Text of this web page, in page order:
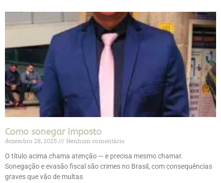
Como sonegar imposto
dezembro 28, 2025
Nenhum comentário
O título acima chama atenção — e precisa mesmo chamar.
Sonegação e evasão fiscal são crimes no Brasil, com consequências
graves que vão de multas